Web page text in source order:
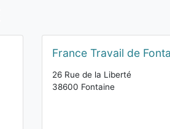
France Travail de
26 Rue de la Liberté
38600 Fontaine